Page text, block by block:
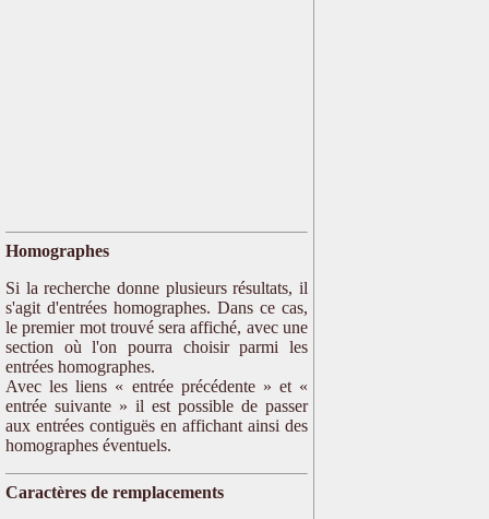
Homographes
Si la recherche donne plusieurs résultats, il
s'agit d'entrées homographes. Dans ce cas,
le premier mot trouvé sera affiché, avec une
section où l'on pourra choisir parmi les
entrées homographes.
Avec les liens « entrée précédente » et «
entrée suivante » il est possible de passer
aux entrées contiguës en affichant ainsi des
homographes éventuels.
Caractères de remplacements